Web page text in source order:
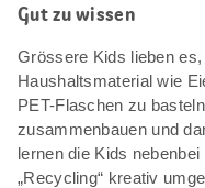
Gut zu wissen
Grössere Kids lieben
Haushaltsmaterial wie
PET-Flaschen zu
zusammenbauen und
lernen die Kids
„Recycling“ kreativ